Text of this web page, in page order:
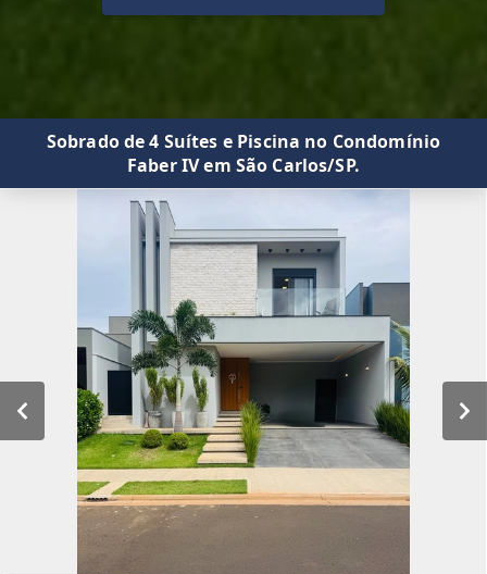
Sobrado de 4 Suítes e Piscina no Condomínio
Faber IV em São Carlos/SP.